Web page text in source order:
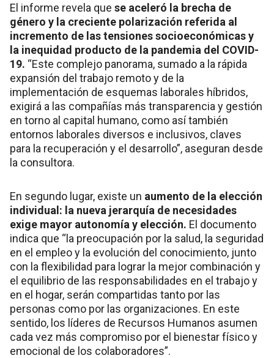
El informe revela que se aceleró la brecha de
género y la creciente polarización referida al
incremento de las tensiones socioeconómicas y
la inequidad producto de la pandemia del COVID-
19. “Este complejo panorama, sumado a la rápida
expansión del trabajo remoto y de la
implementación de esquemas laborales híbridos,
exigirá a las compañías más transparencia y gestión
en torno al capital humano, como así también
entornos laborales diversos e inclusivos, claves
para la recuperación y el desarrollo”, aseguran desde
la consultora.
En segundo lugar, existe un aumento de la elección
individual: la nueva jerarquía de necesidades
exige mayor autonomía y elección. El documento
indica que “la preocupación por la salud, la seguridad
en el empleo y la evolución del conocimiento, junto
con la flexibilidad para lograr la mejor combinación y
el equilibrio de las responsabilidades en el trabajo y
en el hogar, serán compartidas tanto por las
personas como por las organizaciones. En este
sentido, los líderes de Recursos Humanos asumen
cada vez más compromiso por el bienestar físico y
emocional de los colaboradores”.